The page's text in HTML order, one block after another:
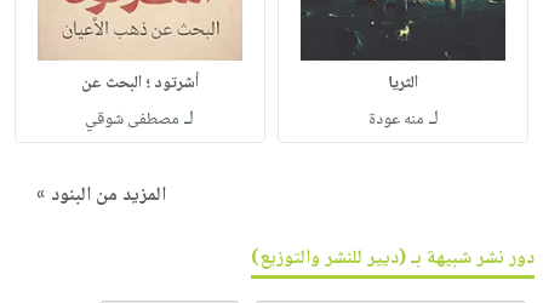
الثريا
لـ منه عودة
أشرتود ؛ البحث عن
لـ مصطفى شوقي
المزيد من البنود »
دور نشر شبيهة بـ (ديير للنشر والتوزيع)